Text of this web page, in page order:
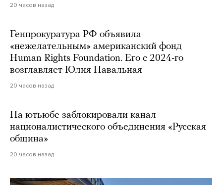
20 часов назад
Генпрокуратура РФ объявила
«нежелательным» американский фонд
Human Rights Foundation. Его с 2024-го
возглавляет Юлия Навальная
20 часов назад
На ютьюбе заблокировали канал
националистического объединения «Русская
община»
20 часов назад